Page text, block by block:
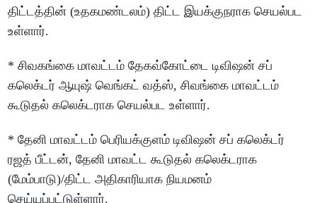
திட்டத்தின் (உதகமண்டலம்) திட்ட இயக்குநராக செயல்பட
உள்ளார்.
* சிவகங்கை மாவட்டம் தேகவ்கோட்டை டிவிஷன் சப்
கலெக்டர் ஆயுஷ் வெங்கட் வத்ஸ், சிவங்கை மாவட்டம்
கூடுதல் கலெக்டராக செயல்பட உள்ளார்.
* தேனி மாவட்டம் பெரியக்குளம் டிவிஷன் சப் கலெக்டர்
ரஜத் பீட்டன், தேனி மாவட்ட கூடுதல் கலெக்டராக
(மேம்பாடு)/திட்ட அதிகாரியாக நியமனம்
செய்யப்பட்டுள்ளார்.